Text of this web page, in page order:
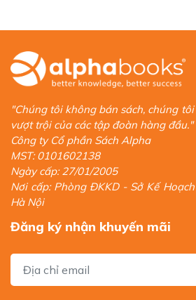
CV Center (Đức, Áo, Pháp, Áo, Bỉ)
Với kinh nghiệm hơn 20 năm điều hành
nghiệp tại nhiều quốc gia, James Innes là
chuyên gia CV chuyên nghiệp hàng đầu
Ông tích cực tham gia trong nhiều lĩnh
dựng và báo chí trước khi chuyển sang
việc làm.
Ông là tác giả của nhiều đầu sách về
The Interview Book, The Interview
Cover Letter Book, Ultimate New Job,
"Chúng tôi không bán sách, chúng
vượt trội của các tập đoàn hàng đầu."
Công ty Cổ phần Sách Alpha
MST: 0101602138
Ngày cấp: 27/01/2005
Nơi cấp: Phòng ĐKKD - Sở Kế
Hà Nội
Đăng ký nhận khuyến mãi